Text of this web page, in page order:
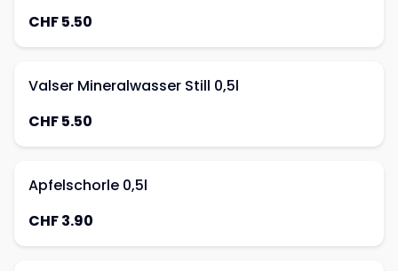
CHF 5.50
Valser Mineralwasser Still 0,5l
CHF 5.50
Apfelschorle 0,5l
CHF 3.90